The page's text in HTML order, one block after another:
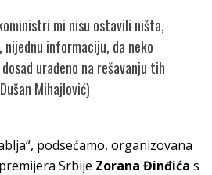
mi nisu ostavili ništa,
nijednu informaciju, da neko
urađeno na rešavanju tih
Mihajlović)
podsećamo, organizovana
Srbije Zorana Đinđića s